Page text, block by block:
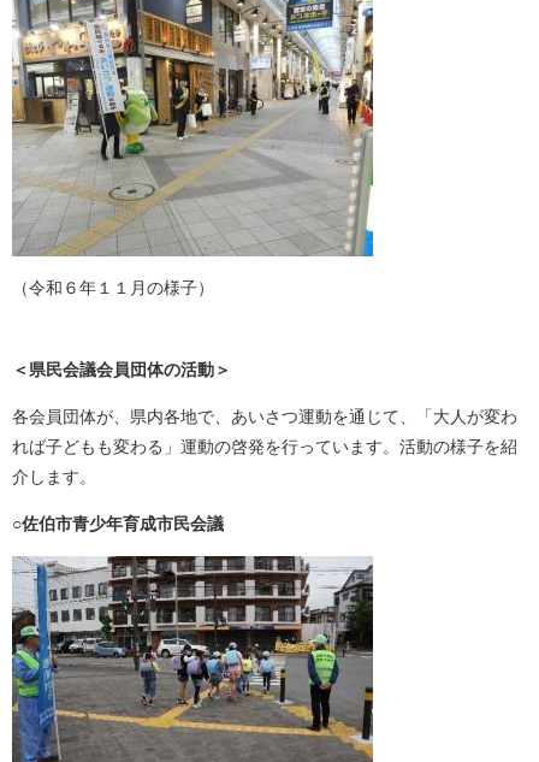
（令和６年１１月の様子）
＜県民会議会員団体の活動＞
各会員団体が、県内各地で、あいさつ運動を通じて、「大人が変わ
れば子どもも変わる」運動の啓発を行っています。活動の様子を紹
介します。
○佐伯市青少年育成市民会議